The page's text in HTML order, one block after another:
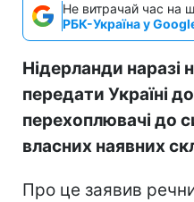
Не витрачай час на
РБК-Україна у
Нідерланди
передати Україні
перехоплювачі до
власних наявних
Про це заявив